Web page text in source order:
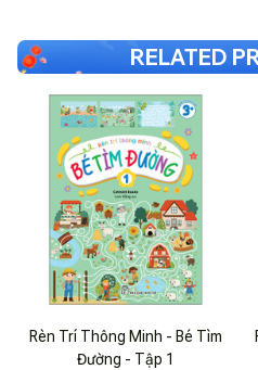
RELATED
Rèn Trí Thông Minh - Bé Tìm
Đường - Tập 1